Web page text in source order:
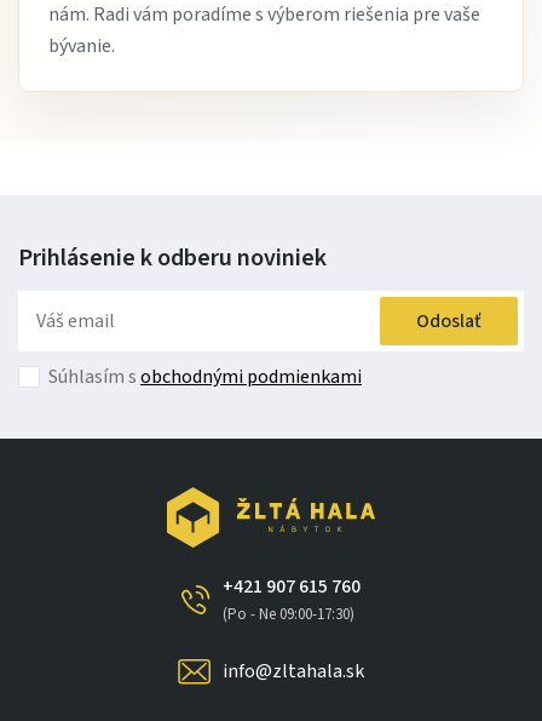
nám. Radi vám poradíme s výberom riešenia pre vaše
bývanie.
Prihlásenie k odberu noviniek
Odoslať
Súhlasím sobchodnými podmienkami
+421 907 615 760
(Po - Ne 09:00-17:30)
info@zltahala.sk